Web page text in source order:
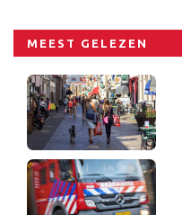
MEEST GELEZEN